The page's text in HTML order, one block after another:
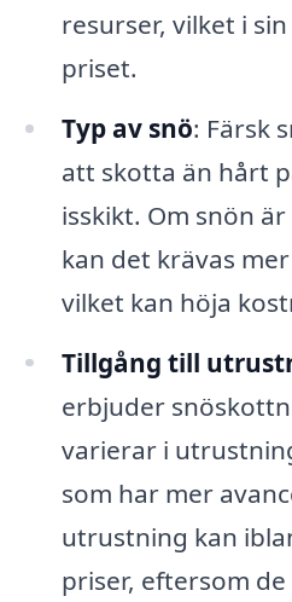
resurser, vilket i
priset.
Typ av snö: Färsk
att skotta än hårt
isskikt. Om snön
kan det krävas
vilket kan höja
Tillgång till
erbjuder
varierar i
som har mer
utrustning kan
priser, eftersom